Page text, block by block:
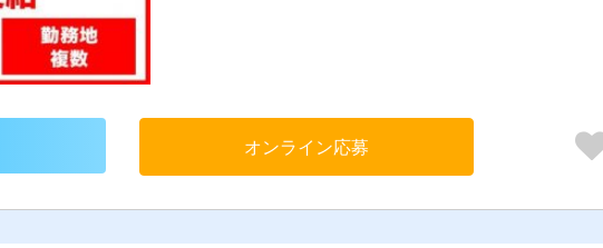
オンライン応募